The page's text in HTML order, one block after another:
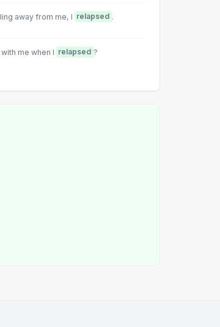
away from me, I relapsed .
me when I relapsed ?